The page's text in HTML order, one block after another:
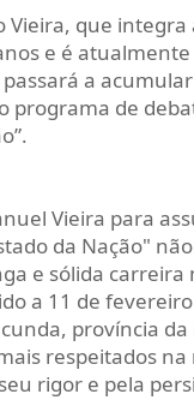
Vieira, que integra
e é
a
programa de
Vieira para
da Nação"
e sólida carreira
a 11 de
província da
respeitados na
rigor e pela